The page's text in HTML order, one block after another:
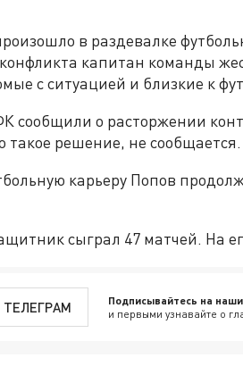
в раздевалке
капитан команды
с ситуацией и близкие к
сообщили о расторжении
решение, не сообщается.
карьеру Попов
сыграл 47 матчей. На
ТЕЛЕГРАМ Подписывайтесь на
и первыми узнавайте о